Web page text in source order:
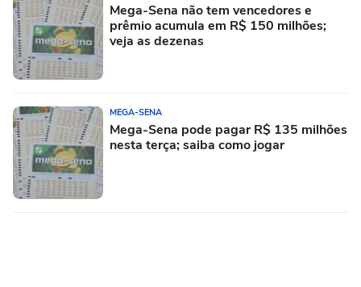
Mega-Sena não tem vencedores e
prêmio acumula em R$ 150 milhões;
veja as dezenas
MEGA-SENA
Mega-Sena pode pagar R$ 135 milhões
nesta terça; saiba como jogar